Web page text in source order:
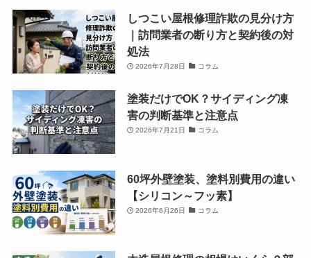
しつこい屋根修理詐欺の見分け方
｜訪問業者の断り方と契約後の対
処法
2026年7月28日 コラム
塗装だけでOK？サイディング凍
害の判断基準と注意点
2026年7月21日 コラム
60坪外壁塗装、塗料別費用の違い
【シリコン～フッ素】
2026年6月26日 コラム